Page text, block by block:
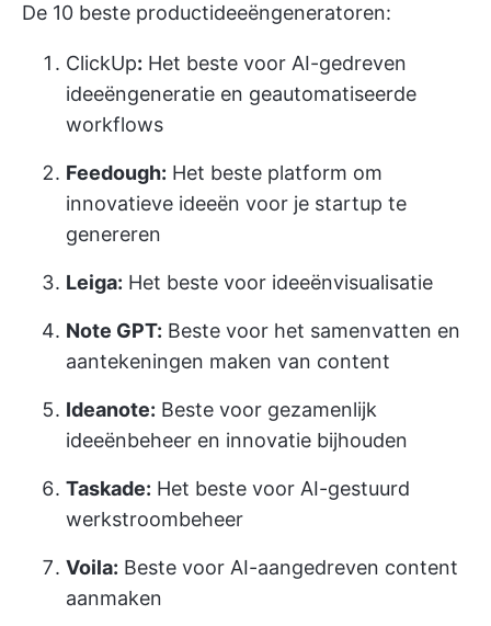
De 10 beste productideeëngeneratoren:
ClickUp: Het beste voor AI-gedreven
ideeëngeneratie en geautomatiseerde
workflows
Feedough: Het beste platform om
innovatieve ideeën voor je startup te
genereren
Leiga: Het beste voor ideeënvisualisatie
Note GPT: Beste voor het samenvatten en
aantekeningen maken van content
Ideanote: Beste voor gezamenlijk
ideeënbeheer en innovatie bijhouden
Taskade: Het beste voor AI-gestuurd
werkstroombeheer
Voila: Beste voor AI-aangedreven content
aanmaken